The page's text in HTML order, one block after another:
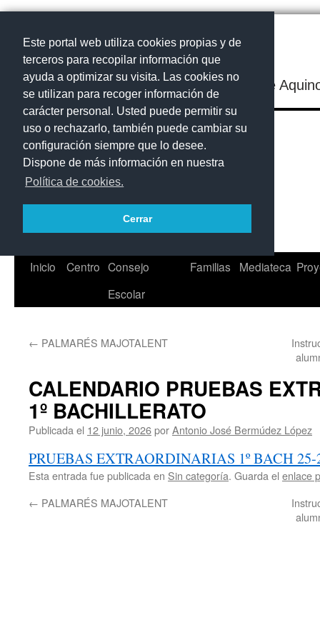
Este portal web utiliza cookies propias y de
terceros para recopilar información que
ayuda a optimizar su visita. Las cookies no
se utilizan para recoger información de
carácter personal. Usted puede permitir su
uso o rechazarlo, también puede cambiar su
configuración siempre que lo desee.
Dispone de más información en nuestra
Política de cookies.
Cerrar
IES Santo Tomás de
Saltar
Inicio Centro Consejo
Escolar
Familias Mediateca
← PALMARÉS MAJOTALENT
CALENDARIO PRUEBAS
1º BACHILLERATO
Publicada el 12 junio, 2026porAntonio José Bermúdez López
PRUEBAS EXTRAORDINARIAS 1º BACH 25-
Esta entrada fue publicada en Sin categoría. Guarda el enlace
← PALMARÉS MAJOTALENT